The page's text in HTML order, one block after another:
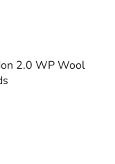
2.0 WP Wool